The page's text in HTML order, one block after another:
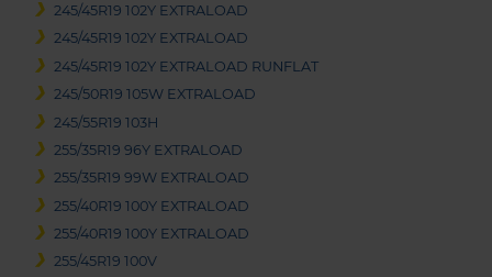
245/45R19 102Y EXTRALOAD
245/45R19 102Y EXTRALOAD
245/45R19 102Y EXTRALOAD RUNFLAT
245/50R19 105W EXTRALOAD
245/55R19 103H
255/35R19 96Y EXTRALOAD
255/35R19 99W EXTRALOAD
255/40R19 100Y EXTRALOAD
255/40R19 100Y EXTRALOAD
255/45R19 100V